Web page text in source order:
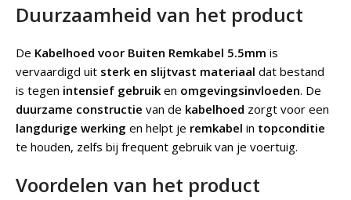
Duurzaamheid van het product
De Kabelhoed voor Buiten Remkabel 5.5mm is
vervaardigd uit sterk en slijtvast materiaal dat bestand
is tegen intensief gebruik en omgevingsinvloeden. De
duurzame constructie van de kabelhoed zorgt voor een
langdurige werking en helpt je remkabel in topconditie
te houden, zelfs bij frequent gebruik van je voertuig.
Voordelen van het product